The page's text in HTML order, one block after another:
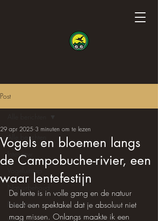
Post
Alle berichten
Interview
Vogeluitstap
Natuurbehoud
Fotoshoot
Vogels en bloemen langs
de Campobuche-rivier, een
waar lentefestijn
29 apr 2025 3 minuten om te lezen
De lente is in volle gang en de natuur
biedt een spektakel dat je absoluut niet
mag missen. Onlangs maakte ik een